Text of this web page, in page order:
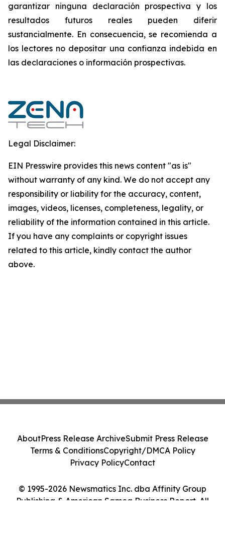
garantizar ninguna declaración prospectiva y los
resultados futuros reales pueden diferir
sustancialmente. ‎‎‎En consecuencia, se recomienda a
los lectores ‎no depositar una confianza indebida en
las declaraciones o información prospectivas.‎
Legal Disclaimer:
EIN Presswire provides this news content "as is"
without warranty of any kind. We do not accept any
responsibility or liability for the accuracy, content,
images, videos, licenses, completeness, legality, or
reliability of the information contained in this article.
If you have any complaints or copyright issues
related to this article, kindly contact the author
above.
© 1995-2026 Newsmatics Inc. dba Affinity Group
Publishing & American Samoa Business Report. All
AboutPress Release ArchiveSubmit Press Release
Terms & ConditionsCopyright/DMCA Policy
Privacy PolicyContact